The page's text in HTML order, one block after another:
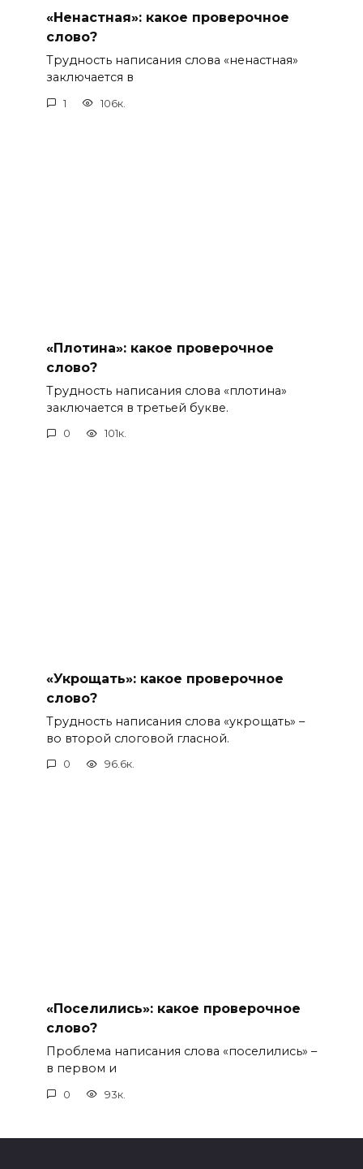
«Ненастная»: какое проверочное
слово?
Трудность написания слова «ненастная»
заключается в
1 106к.
«Плотина»: какое проверочное
слово?
Трудность написания слова «плотина»
заключается в третьей букве.
0 101к.
«Укрощать»: какое проверочное
слово?
Трудность написания слова «укрощать» –
во второй слоговой гласной.
0 96.6к.
«Поселились»: какое проверочное
слово?
Проблема написания слова «поселились» –
в первом и
0 93к.